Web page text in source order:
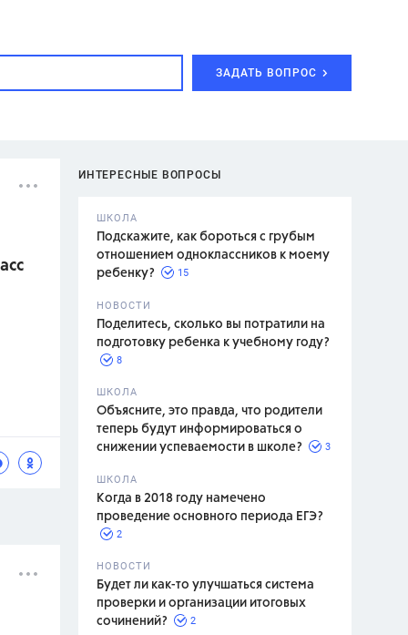
ЗАДАТЬ ВОПРОС
ИНТЕРЕСНЫЕ ВОПРОСЫ
ШКОЛА
Подскажите, как бороться с грубым
отношением одноклассников к моему
ребенку?
15
НОВОСТИ
Поделитесь, сколько вы потратили на
подготовку ребенка к учебному году?
8
ШКОЛА
Объясните, это правда, что родители
теперь будут информироваться о
снижении успеваемости в школе?
3
ШКОЛА
Когда в 2018 году намечено
проведение основного периода ЕГЭ?
2
НОВОСТИ
Будет ли как-то улучшаться система
проверки и организации итоговых
сочинений?
2